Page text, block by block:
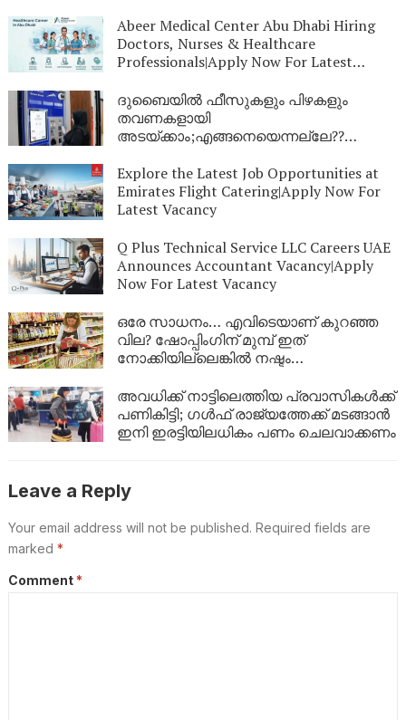
Abeer Medical Center Abu Dhabi Hiring
Doctors, Nurses & Healthcare
Professionals|Apply Now For Latest
ദുബൈയില്‍ ഫീസുകളും പിഴകളും
തവണകളായി
അടയ്ക്കാം;എങ്ങനെയെന്നല്ലേ??
Explore the Latest Job Opportunities at
Emirates Flight Catering|Apply Now For
Latest Vacancy
Q Plus Technical Service LLC Careers UAE
Announces Accountant Vacancy|Apply
Now For Latest Vacancy
ഒരേ സാധനം… എവിടെയാണ് കുറഞ്ഞ
വില? ഷോപ്പിംഗിന് മുമ്പ് ഇത്
നോക്കിയില്ലെങ്കിൽ നഷ്ടം
ശരിയാണോ? ഇനി ഒരു ക്ലിക്കിൽ തന്നെ
അറിയാം!
അവധിക്ക് നാട്ടിലെത്തിയ പ്രവാസികൾക്ക്
പണികിട്ടി; ഗൾഫ് രാജ്യത്തേക്ക് മടങ്ങാൻ
ഇനി ഇരട്ടിയിലധികം പണം ചെലവാക്കണം
Leave a Reply
Your email address will not be published. Required fields are
marked *
Comment *